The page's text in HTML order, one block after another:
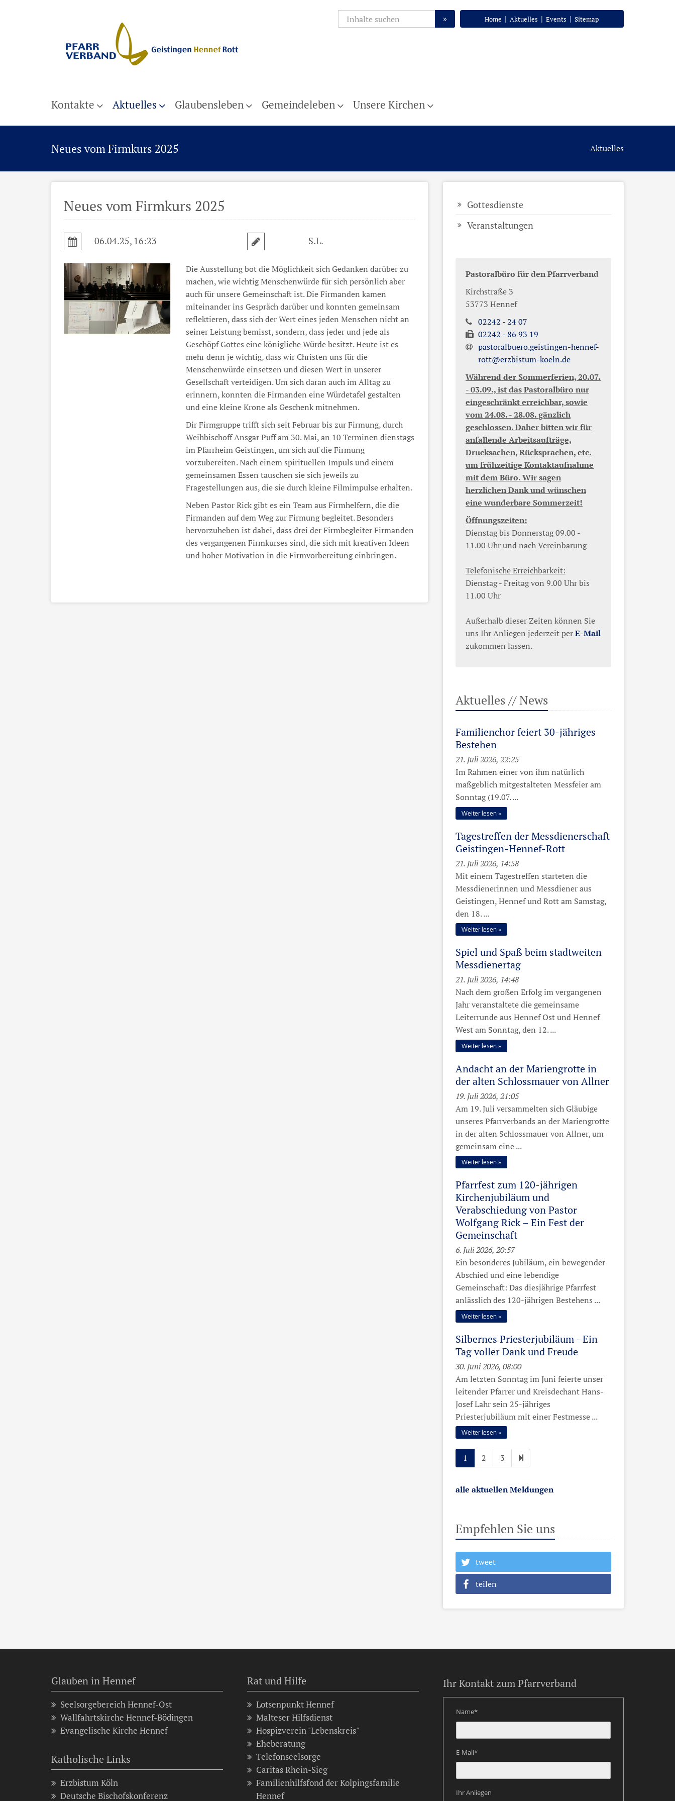
Home | Aktuelles | Events | Sitemap
»
Kontakte Aktuelles Glaubensleben Gemeindeleben Unsere Kirchen
Neues vom Firmkurs 2025 Aktuelles
Neues vom Firmkurs 2025
06.04.25, 16:23 S.L.
Die Ausstellung bot die Möglichkeit sich Gedanken darüber zu
machen, wie wichtig Menschenwürde für sich persönlich aber
auch für unsere Gemeinschaft ist. Die Firmanden kamen
miteinander ins Gespräch darüber und konnten gemeinsam
reflektieren, dass sich der Wert eines jeden Menschen nicht an
seiner Leistung bemisst, sondern, dass jeder und jede als
Geschöpf Gottes eine königliche Würde besitzt. Heute ist es
mehr denn je wichtig, dass wir Christen uns für die
Menschenwürde einsetzen und diesen Wert in unserer
Gesellschaft verteidigen. Um sich daran auch im Alltag zu
erinnern, konnten die Firmanden eine Würdetafel gestalten
und eine kleine Krone als Geschenk mitnehmen.
Dir Firmgruppe trifft sich seit Februar bis zur Firmung, durch
Weihbischoff Ansgar Puff am 30. Mai, an 10 Terminen dienstags
im Pfarrheim Geistingen, um sich auf die Firmung
vorzubereiten. Nach einem spirituellen Impuls und einem
gemeinsamen Essen tauschen sie sich jeweils zu
Fragestellungen aus, die sie durch kleine Filmimpulse erhalten.
Neben Pastor Rick gibt es ein Team aus Firmhelfern, die die
Firmanden auf dem Weg zur Firmung begleitet. Besonders
hervorzuheben ist dabei, dass drei der Firmbegleiter Firmanden
des vergangenen Firmkurses sind, die sich mit kreativen Ideen
und hoher Motivation in die Firmvorbereitung einbringen.
Gottesdienste
Veranstaltungen
Pastoralbüro für den Pfarrverband
Kirchstraße 3
53773 Hennef
02242 - 24 07
02242 - 86 93 19
pastoralbuero.geistingen-hennef-
rott@erzbistum-koeln.de
Während der Sommerferien, 20.07.
- 03.09., ist das Pastoralbüro nur
eingeschränkt erreichbar, sowie
vom 24.08. - 28.08. gänzlich
geschlossen. Daher bitten wir für
anfallende Arbeitsaufträge,
Drucksachen, Rücksprachen, etc.
um frühzeitige Kontaktaufnahme
mit dem Büro. Wir sagen
herzlichen Dank und wünschen
eine wunderbare Sommerzeit!
Öffnungszeiten:
Dienstag bis Donnerstag 09.00 -
11.00 Uhr und nach Vereinbarung
Telefonische Erreichbarkeit:
Dienstag - Freitag von 9.00 Uhr bis
11.00 Uhr
Außerhalb dieser Zeiten können Sie
uns Ihr Anliegen jederzeit perE-Mail
zukommen lassen.
Aktuelles // News
Familienchor feiert 30-jähriges
Bestehen
21. Juli 2026, 22:25
Im Rahmen einer von ihm natürlich
maßgeblich mitgestalteten Messfeier am
Sonntag (19.07. ...
Weiter lesen
Tagestreffen der Messdienerschaft
Geistingen-Hennef-Rott
21. Juli 2026, 14:58
Mit einem Tagestreffen starteten die
Messdienerinnen und Messdiener aus
Geistingen, Hennef und Rott am Samstag,
den 18. ...
Weiter lesen
Spiel und Spaß beim stadtweiten
Messdienertag
21. Juli 2026, 14:48
Nach dem großen Erfolg im vergangenen
Jahr veranstaltete die gemeinsame
Leiterrunde aus Hennef Ost und Hennef
West am Sonntag, den 12. ...
Weiter lesen
Andacht an der Mariengrotte in
der alten Schlossmauer von Allner
19. Juli 2026, 21:05
Am 19. Juli versammelten sich Gläubige
unseres Pfarrverbands an der Mariengrotte
in der alten Schlossmauer von Allner, um
gemeinsam eine ...
Weiter lesen
Pfarrfest zum 120-jährigen
Kirchenjubiläum und
Verabschiedung von Pastor
Wolfgang Rick – Ein Fest der
Gemeinschaft
6. Juli 2026, 20:57
Ein besonderes Jubiläum, ein bewegender
Abschied und eine lebendige
Gemeinschaft: Das diesjährige Pfarrfest
anlässlich des 120-jährigen Bestehens ...
Weiter lesen
Silbernes Priesterjubiläum - Ein
Tag voller Dank und Freude
30. Juni 2026, 08:00
Am letzten Sonntag im Juni feierte unser
leitender Pfarrer und Kreisdechant Hans-
Josef Lahr sein 25-jähriges
Priesterjubiläum mit einer Festmesse ...
Weiter lesen
1 2 3
alle aktuellen Meldungen
Empfehlen Sie uns
tweet
teilen
Glauben in Hennef
Seelsorgebereich Hennef-Ost
Wallfahrtskirche Hennef-Bödingen
Evangelische Kirche Hennef
Katholische Links
Erzbistum Köln
Deutsche Bischofskonferenz
Rat und Hilfe
Lotsenpunkt Hennef
Malteser Hilfsdienst
Hospizverein "Lebenskreis"
Eheberatung
Telefonseelsorge
Caritas Rhein-Sieg
Familienhilfsfond der Kolpingsfamilie
Hennef
Ihr Kontakt zum Pfarrverband
Name*
E-Mail*
Ihr Anliegen